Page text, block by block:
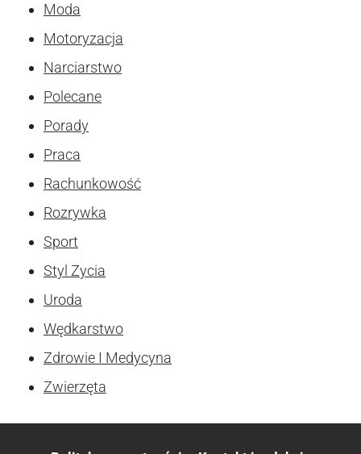
Moda
Motoryzacja
Narciarstwo
Polecane
Porady
Praca
Rachunkowość
Rozrywka
Sport
Styl Zycia
Uroda
Wędkarstwo
Zdrowie I Medycyna
Zwierzęta